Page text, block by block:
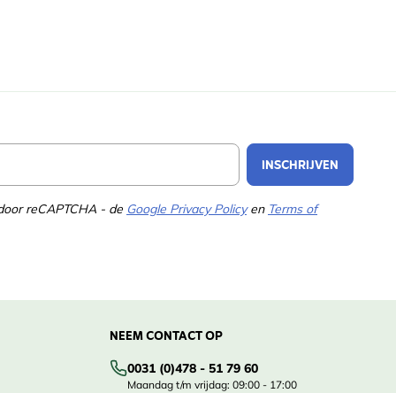
INSCHRIJVEN
reCAPTCHA - de Google Privacy Policyen Terms of
NEEM CONTACT OP
0031 (0)478 - 51 79 60
Maandag t/m vrijdag: 09:00 - 17:00